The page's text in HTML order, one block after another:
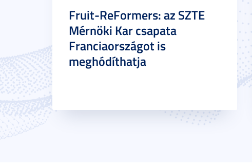
Fruit-ReFormers: az SZTE
Mérnöki Kar csapata
Franciaországot is
meghódíthatja